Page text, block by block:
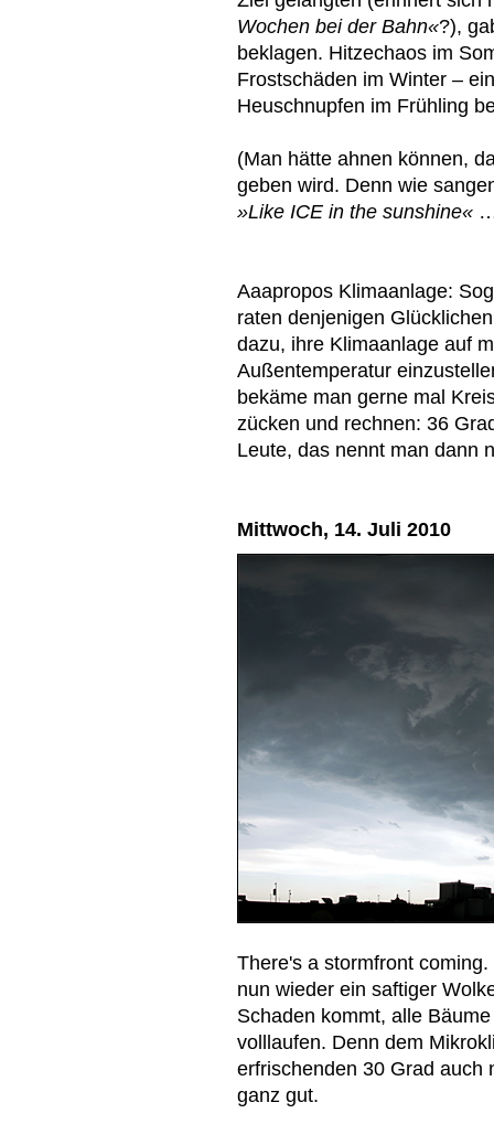
Wochen bei der Bahn«?),
beklagen. Hitzechaos im
Frostschäden im Winter –
Heuschnupfen im Frühling
(Man hätte ahnen können,
geben wird. Denn wie
»Like ICE in the sunshine«
Aaapropos Klimaanlage:
raten denjenigen
dazu, ihre Klimaanlage auf
Außentemperatur
bekäme man gerne mal
zücken und rechnen: 36
Leute, das nennt man dann
Mittwoch, 14. Juli 2010
There's a stormfront
nun wieder ein saftiger
Schaden kommt, alle
volllaufen. Denn dem
erfrischenden 30 Grad auch
ganz gut.